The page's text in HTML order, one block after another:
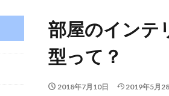
部屋のインテ
型って？
2018年7月10日 2019年5月